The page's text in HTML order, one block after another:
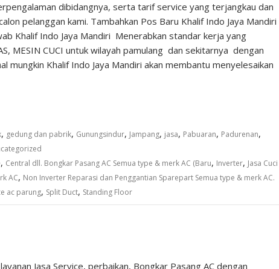
dibidangnya, serta tarif service yang terjangkau dan
pelanggan kami. Tambahkan Pos Baru Khalif Indo Jaya Mandiri
Khalif Indo Jaya Mandiri Menerabkan standar kerja yang
MESIN CUCI untuk wilayah pamulang dan sekitarnya dengan
mungkin Khalif Indo Jaya Mandiri akan membantu menyelesaikan
, gedung dan pabrik, Gunungsindur, Jampang, jasa, Pabuaran, Padurenan,
, Central dll. Bongkar Pasang AC Semua type & merk AC (Baru, Inverter, Jasa Cuci
AC, Non Inverter Reparasi dan Penggantian Sparepart Semua type & merk AC.
ac parung, Split Duct, Standing Floor
Jasa Service, perbaikan, Bongkar Pasang AC dengan